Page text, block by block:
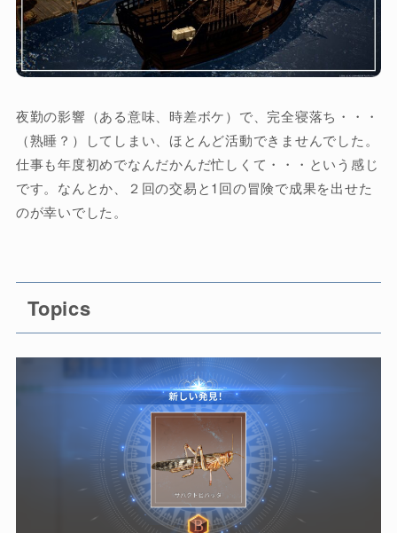
夜勤の影響（ある意味、時差ボケ）で、完全寝落ち・・・
（熟睡？）してしまい、ほとんど活動できませんでした。
仕事も年度初めでなんだかんだ忙しくて・・・という感じ
です。なんとか、２回の交易と1回の冒険で成果を出せた
のが幸いでした。
Topics